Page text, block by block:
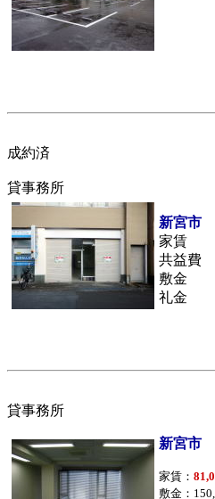
成約済
貸事務所
新宮市
家賃
共益費
敷金
礼金
貸事務所
新宮市
家賃：
敷金：